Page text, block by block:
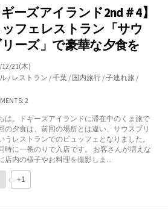
ギーズアイランド2nd＃4】
ッフェレストラン「サウ
ーズ」で豪華な夕食を
12/21(木)
/ レストラン /千葉 / 国内旅行 /子連れ旅 /
2
は。ドギーズアイランドに滞在中のくま旅で
の夕食は、前回の場所とは違い、サウスブリ
うレストランでのビュッフェとなりました。
時に一番のりで入店です。 お客さんが増えな
店内の様子やお料理を撮影しま...
+1